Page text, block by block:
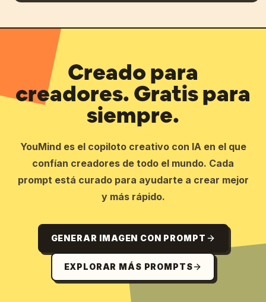
Creado para
creadores. Gratis para
siempre.
YouMind es el copiloto creativo con IA en el que
confían creadores de todo el mundo. Cada
prompt está curado para ayudarte a crear mejor
y más rápido.
GENERAR IMAGEN CON PROMPT
EXPLORAR MÁS PROMPTS